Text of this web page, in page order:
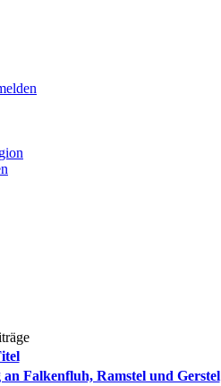
an Falkenfluh, Ramstel und Gerstel